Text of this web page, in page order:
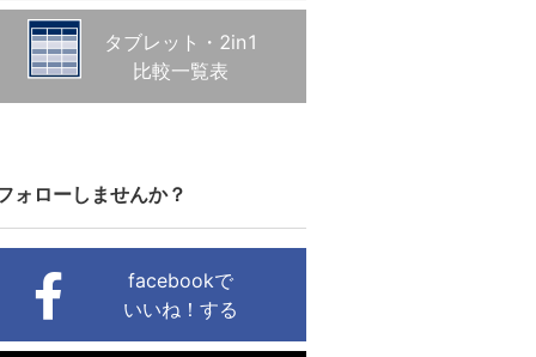
タブレット・2in1
比較一覧表
ォローしませんか？
facebookで
いいね！する